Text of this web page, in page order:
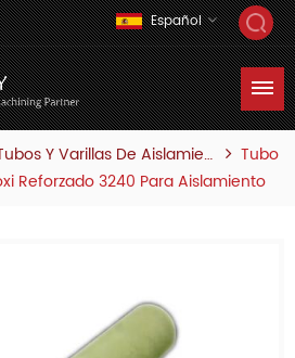
Español
Tubos Y Varillas De Aislamiento
Tubo
Reforzado 3240 Para Aislamiento